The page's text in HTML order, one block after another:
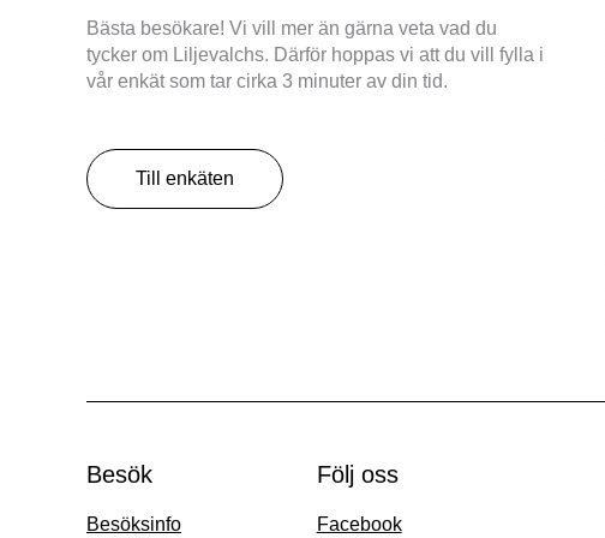
Bästa besökare! Vi vill mer än gärna veta vad du
tycker om Liljevalchs. Därför hoppas vi att du vill fylla i
vår enkät som tar cirka 3 minuter av din tid.
Till enkäten
Besök
Besöksinfo
Följ oss
Facebook